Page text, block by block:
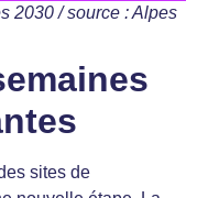
2030 / source : Alpes
sites de